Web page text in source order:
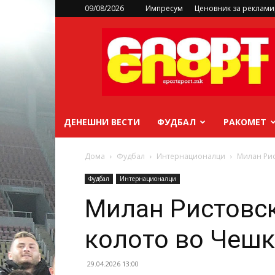
09/08/2026 Импресум Ценовник за
sportsport.mk
ДЕНЕШНИ ВЕСТИ ФУДБАЛ РАКОМЕТ
Дома Фудбал Интернационалци Милан
Фудбал Интернационалци
Милан
колото во
29.04.2026 13:00